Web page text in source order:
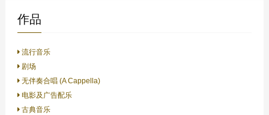
作品
流行音乐
剧场
无伴奏合唱 (A Cappella)
电影及广告配乐
古典音乐